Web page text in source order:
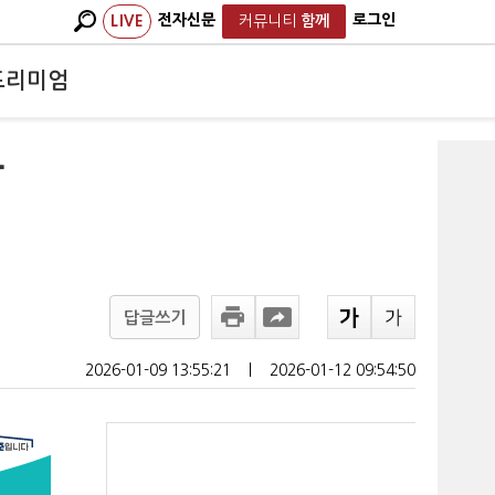
LIVE 전자신문 커뮤니티 함께 로그인
리미엄
답글쓰기
2026-01-09 13:55:21 2026-01-12 09:54:50